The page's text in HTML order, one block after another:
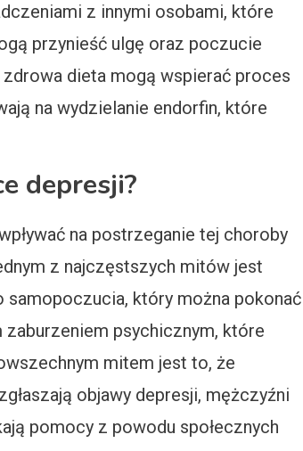
z innymi osobami, które
przynieść ulgę oraz poczucie
dieta mogą wspierać proces
na wydzielanie endorfin, które
depresji?
na postrzeganie tej choroby
z najczęstszych mitów jest
samopoczucia, który można pokonać
psychicznym, które
mitem jest to, że
objawy depresji, mężczyźni
pomocy z powodu społecznych